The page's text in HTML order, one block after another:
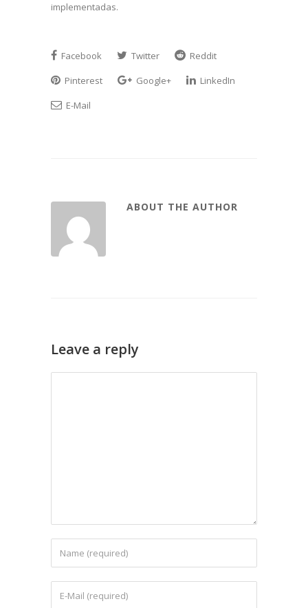
implementadas.
Facebook Twitter
Reddit
Pinterest
Google+
LinkedIn
E-Mail
ABOUT THE AUTHOR
Leave a reply